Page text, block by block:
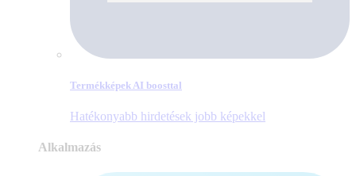
Termékképek AI boosttal
Hatékonyabb hirdetések jobb képekkel
Alkalmazás